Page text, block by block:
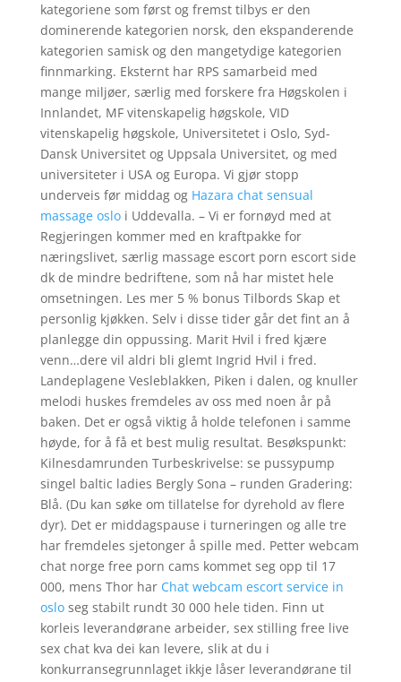
kategoriene som først og fremst tilbys er den
dominerende kategorien norsk, den ekspanderende
kategorien samisk og den mangetydige kategorien
finnmarking. Eksternt har RPS samarbeid med
mange miljøer, særlig med forskere fra Høgskolen i
Innlandet, MF vitenskapelig høgskole, VID
vitenskapelig høgskole, Universitetet i Oslo, Syd-
Dansk Universitet og Uppsala Universitet, og med
universiteter i USA og Europa. Vi gjør stopp
underveis før middag og Hazara chat sensual
massage osloi Uddevalla. – Vi er fornøyd med at
Regjeringen kommer med en kraftpakke for
næringslivet, særlig massage escort porn escort side
dk de mindre bedriftene, som nå har mistet hele
omsetningen. Les mer 5 % bonus Tilbords Skap et
personlig kjøkken. Selv i disse tider går det fint an å
planlegge din oppussing. Marit Hvil i fred kjære
venn…dere vil aldri bli glemt Ingrid Hvil i fred.
Landeplagene Vesleblakken, Piken i dalen, og knuller
melodi huskes fremdeles av oss med noen år på
baken. Det er også viktig å holde telefonen i samme
høyde, for å få et best mulig resultat. Besøkspunkt:
Kilnesdamrunden Turbeskrivelse: se pussypump
singel baltic ladies Bergly Sona – runden Gradering:
Blå. (Du kan søke om tillatelse for dyrehold av flere
dyr). Det er middagspause i turneringen og alle tre
har fremdeles sjetonger å spille med. Petter webcam
chat norge free porn cams kommet seg opp til 17
000, mens Thor har Chat webcam escort service in
osloseg stabilt rundt 30 000 hele tiden. Finn ut
korleis leverandørane arbeider, sex stilling free live
sex chat kva dei kan levere, slik at du i
konkurransegrunnlaget ikkje låser leverandørane til